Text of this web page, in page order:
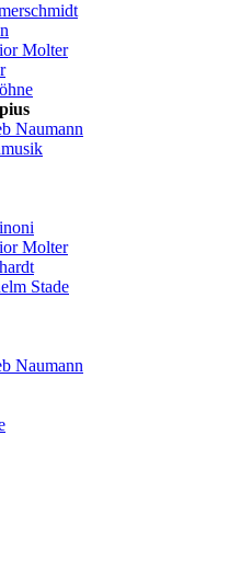
Molter
Naumann
Molter
Stade
Naumann